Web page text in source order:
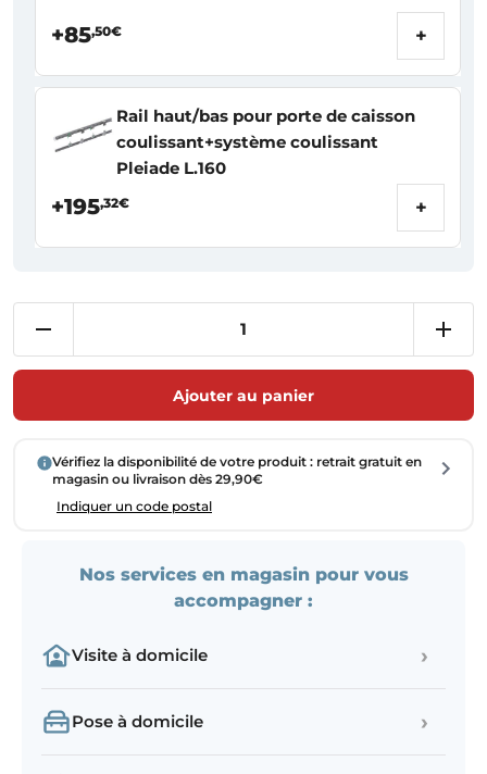
+85,50€ +
Rail haut/bas pour porte de caisson
coulissant+système coulissant
Pleiade L.160
+195,32€ +
Ajouter au panier
Vérifiez la disponibilité de votre produit : retrait gratuit en
magasin ou livraison dès 29,90€
Indiquer un code postal
Nos services en magasin pour vous
accompagner :
Visite à domicile ›
Pose à domicile ›